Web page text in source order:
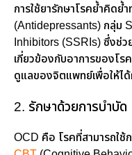
การใช้ยารักษาโรคย้ำคิดย้
(Antidepressants) กลุ่ม
Inhibitors (SSRIs) ซึ่งช่
เกี่ยวข้องกับอาการของโร
ดูแลของจิตแพทย์เพื่อให้ไ
2. รักษาด้วยการบำบัด
OCD คือ โรคที่สามารถใช้